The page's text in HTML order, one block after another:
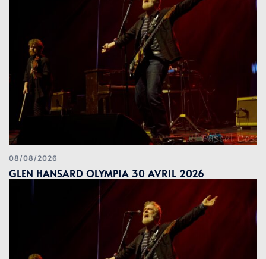
08/08/2026
GLEN HANSARD OLYMPIA 30 AVRIL 2026